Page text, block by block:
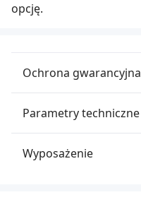
opcję.
Ochrona gwarancyjna
Parametry techniczne
Wyposażenie